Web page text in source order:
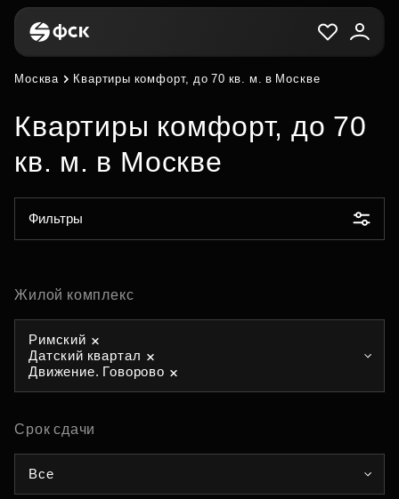
Москва Квартиры комфорт, до 70 кв. м. в Москве
Квартиры комфорт, до 70
кв. м. в Москве
Фильтры
Жилой комплекс
Римский
Датский квартал
Движение. Говорово
Срок сдачи
Все